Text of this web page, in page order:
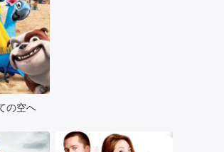
の空へ